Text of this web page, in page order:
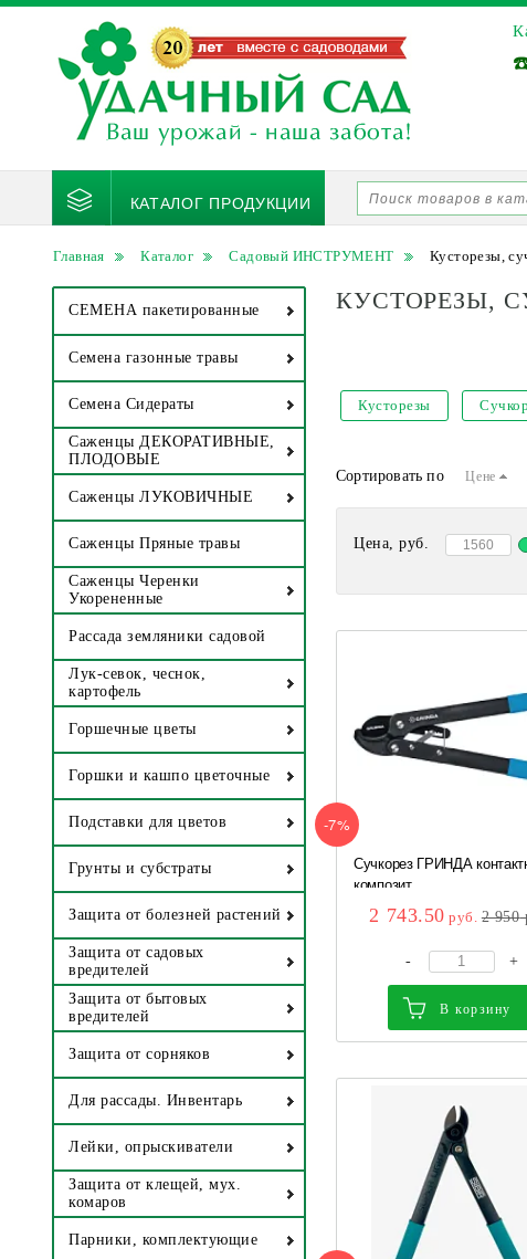
КАТАЛОГ ПРОДУКЦИИ
Главная Каталог Садовый ИНСТРУМЕНТ Кусторезы,
СЕМЕНА пакетированные
Семена газонные травы
Семена Сидераты
Саженцы ДЕКОРАТИВНЫЕ,
ПЛОДОВЫЕ
Саженцы ЛУКОВИЧНЫЕ
Саженцы Пряные травы
Саженцы Черенки
Укорененные
Рассада земляники садовой
Лук-севок, чеснок,
картофель
Горшечные цветы
Горшки и кашпо цветочные
Подставки для цветов
Грунты и субстраты
Защита от болезней растений
Защита от садовых
вредителей
Защита от бытовых
вредителей
Защита от сорняков
Для рассады. Инвентарь
Лейки, опрыскиватели
Защита от клещей, мух.
комаров
Парники, комплектующие
КУСТОРЕЗЫ,
Кусторезы
Сортировать по Цене
Цена, руб.
-7%
Сучкорез ГРИНДА
композит...
2 743.50 руб. 2 950
- +
В корзину